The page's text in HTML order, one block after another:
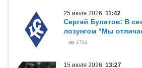
25 июля 2026 11:42
Сергей Булатов: В
лозунгом "Мы
1791
15 июля 2026 13:27